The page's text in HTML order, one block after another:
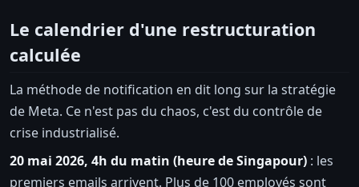
Le calendrier d'une restructuration
calculée
La méthode de notification en dit long sur la stratégie
de Meta. Ce n'est pas du chaos, c'est du contrôle de
crise industrialisé.
20 mai 2026, 4h du matin (heure de Singapour) : les
premiers emails arrivent. Plus de 100 employés sont